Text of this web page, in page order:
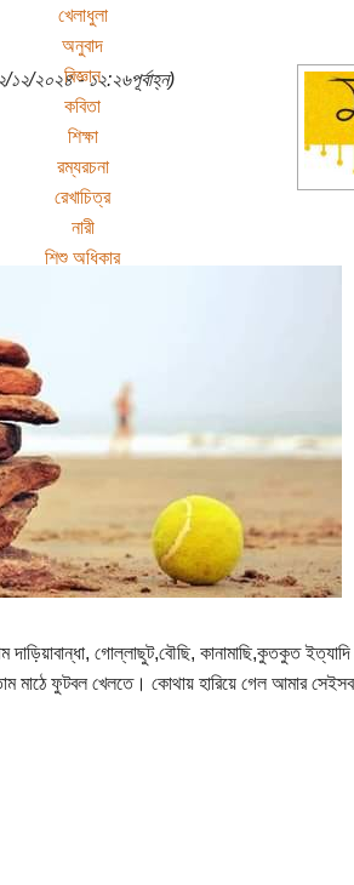
খেলাধুলা
অনুবাদ
বিজ্ঞান
কবিতা
শিক্ষা
রম্যরচনা
রেখাচিত্র
নারী
শিশু অধিকার
১২/২০২৪ - ১২:২৬পূর্বাহ্ন)
দাড়িয়াবান্ধা, গোল্লাছুট,বৌছি, কানামাছি,কুতকুত
মাঠে ফুটবল খেলতে। কোথায় হারিয়ে গেল আমার